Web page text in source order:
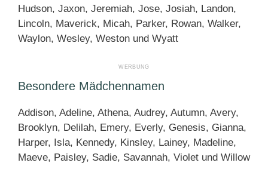
Hudson, Jaxon, Jeremiah, Jose, Josiah, Landon,
Lincoln, Maverick, Micah, Parker, Rowan, Walker,
Waylon, Wesley, Weston und Wyatt
Besondere Mädchennamen
Addison, Adeline, Athena, Audrey, Autumn, Avery,
Brooklyn, Delilah, Emery, Everly, Genesis, Gianna,
Harper, Isla, Kennedy, Kinsley, Lainey, Madeline,
Maeve, Paisley, Sadie, Savannah, Violet und Willow